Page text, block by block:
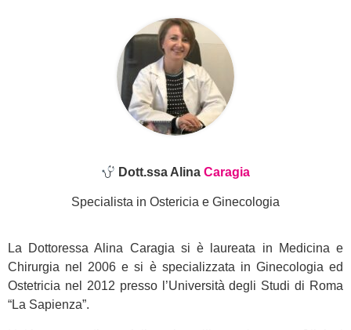
Dott.ssa AlinaCaragia
Specialista in Ostericia e Ginecologia
La Dottoressa Alina Caragia si è laureata in Medicina e
Chirurgia nel 2006 e si è specializzata in Ginecologia ed
Ostetricia nel 2012 presso l’Università degli Studi di Roma
“La Sapienza”.